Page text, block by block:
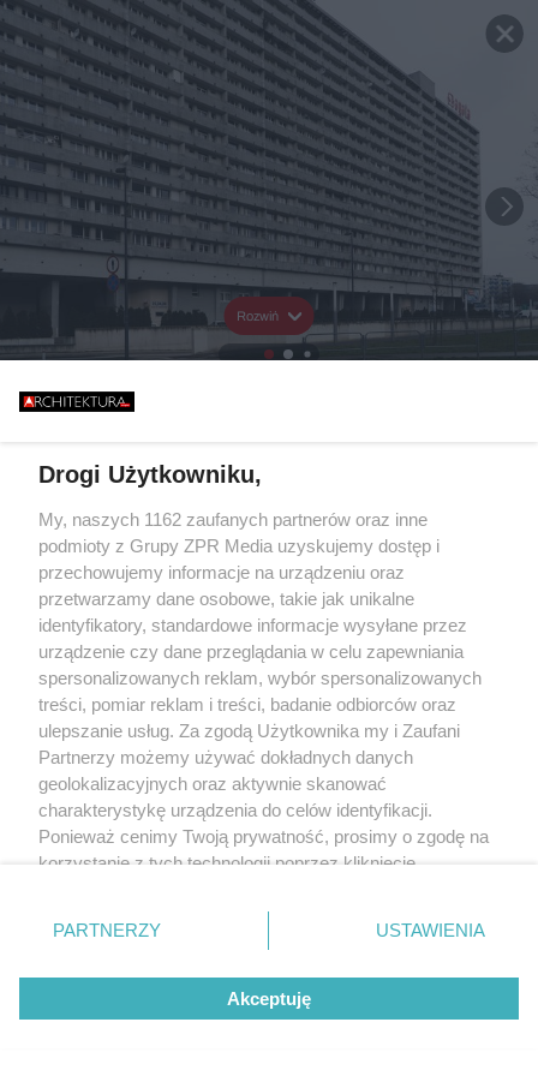
Rozwiń
Drogi Użytkowniku,
My, naszych 1162 zaufanych partnerów oraz inne
podmioty z Grupy ZPR Media uzyskujemy dostęp i
przechowujemy informacje na urządzeniu oraz
przetwarzamy dane osobowe, takie jak unikalne
identyfikatory, standardowe informacje wysyłane przez
urządzenie czy dane przeglądania w celu zapewniania
spersonalizowanych reklam, wybór spersonalizowanych
treści, pomiar reklam i treści, badanie odbiorców oraz
ulepszanie usług. Za zgodą Użytkownika my i Zaufani
Partnerzy możemy używać dokładnych danych
geolokalizacyjnych oraz aktywnie skanować
charakterystykę urządzenia do celów identyfikacji.
Ponieważ cenimy Twoją prywatność, prosimy o zgodę na
korzystanie z tych technologii poprzez kliknięcie
zmienić/wycofać klikając przycisk ustawień prywatności
znajdujący się w lewym dolnym rogu strony
rodzaje przetwarzania danych nie wymagają zgody
użytkownika, ale masz prawo sprzeciwić się takiemu
przetwarzaniu. Preferencje będą miały zastosowanie tylko
PARTNERZY USTAWIENIA
Akceptuję